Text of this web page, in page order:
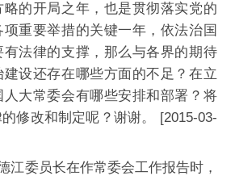
的开局之年，也是贯彻落实党的
重要举措的关键一年，依法治国
法律的支撑，那么与各界的期待
设还存在哪些方面的不足？在立
大常委会有哪些安排和部署？将
修改和制定呢？谢谢。 [2015-03-
江委员长在作常委会工作报告时，